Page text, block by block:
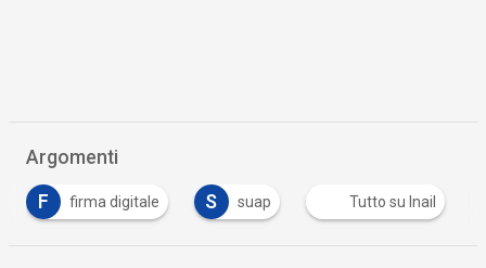
Argomenti
F firma digitale S suap Tutto su Inail